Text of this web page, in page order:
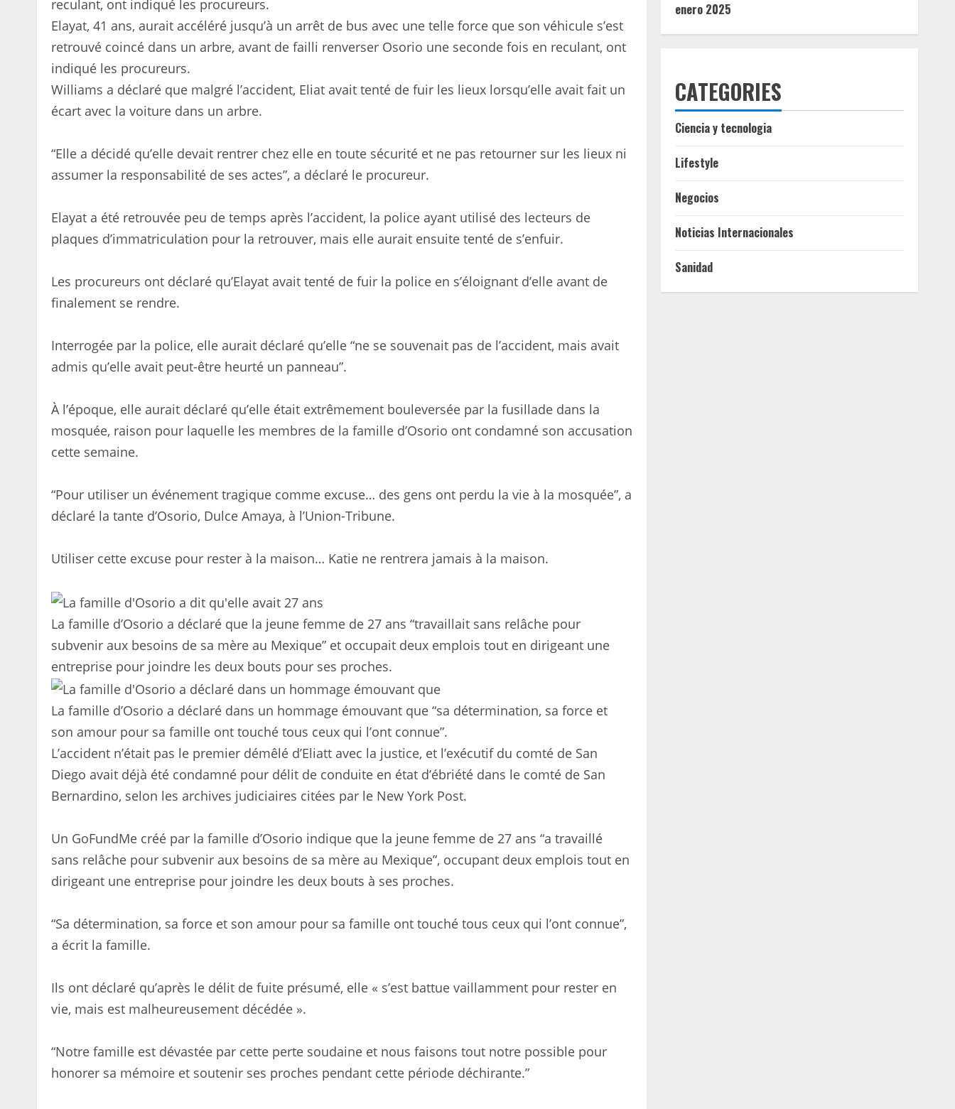
Elayat, 41 ans, aurait accéléré jusqu’à un arrêt de bus avec une telle force que son véhicule s’est
retrouvé coincé dans un arbre, avant de failli renverser Osorio une seconde fois en reculant, ont
indiqué les procureurs.
Williams a déclaré que malgré l’accident, Eliat avait tenté de fuir les lieux lorsqu’elle avait fait un
écart avec la voiture dans un arbre.
“Elle a décidé qu’elle devait rentrer chez elle en toute sécurité et ne pas retourner sur les lieux ni
assumer la responsabilité de ses actes”, a déclaré le procureur.
Elayat a été retrouvée peu de temps après l’accident, la police ayant utilisé des lecteurs de
plaques d’immatriculation pour la retrouver, mais elle aurait ensuite tenté de s’enfuir.
Les procureurs ont déclaré qu’Elayat avait tenté de fuir la police en s’éloignant d’elle avant de
finalement se rendre.
Interrogée par la police, elle aurait déclaré qu’elle “ne se souvenait pas de l’accident, mais avait
admis qu’elle avait peut-être heurté un panneau”.
À l’époque, elle aurait déclaré qu’elle était extrêmement bouleversée par la fusillade dans la
mosquée, raison pour laquelle les membres de la famille d’Osorio ont condamné son accusation
cette semaine.
“Pour utiliser un événement tragique comme excuse… des gens ont perdu la vie à la mosquée”, a
déclaré la tante d’Osorio, Dulce Amaya, à l’Union-Tribune.
Utiliser cette excuse pour rester à la maison… Katie ne rentrera jamais à la maison.
La famille d’Osorio a déclaré que la jeune femme de 27 ans “travaillait sans relâche pour
subvenir aux besoins de sa mère au Mexique” et occupait deux emplois tout en dirigeant une
entreprise pour joindre les deux bouts pour ses proches.
La famille d’Osorio a déclaré dans un hommage émouvant que “sa détermination, sa force et
son amour pour sa famille ont touché tous ceux qui l’ont connue”.
L’accident n’était pas le premier démêlé d’Eliatt avec la justice, et l’exécutif du comté de San
Diego avait déjà été condamné pour délit de conduite en état d’ébriété dans le comté de San
Bernardino, selon les archives judiciaires citées par le New York Post.
Un GoFundMe créé par la famille d’Osorio indique que la jeune femme de 27 ans “a travaillé
sans relâche pour subvenir aux besoins de sa mère au Mexique”, occupant deux emplois tout en
dirigeant une entreprise pour joindre les deux bouts à ses proches.
“Sa détermination, sa force et son amour pour sa famille ont touché tous ceux qui l’ont connue”,
a écrit la famille.
Ils ont déclaré qu’après le délit de fuite présumé, elle « s’est battue vaillamment pour rester en
vie, mais est malheureusement décédée ».
“Notre famille est dévastée par cette perte soudaine et nous faisons tout notre possible pour
honorer sa mémoire et soutenir ses proches pendant cette période déchirante.”
enero 2025
CATEGORIES
Ciencia y tecnologia
Lifestyle
Negocios
Noticias Internacionales
Sanidad